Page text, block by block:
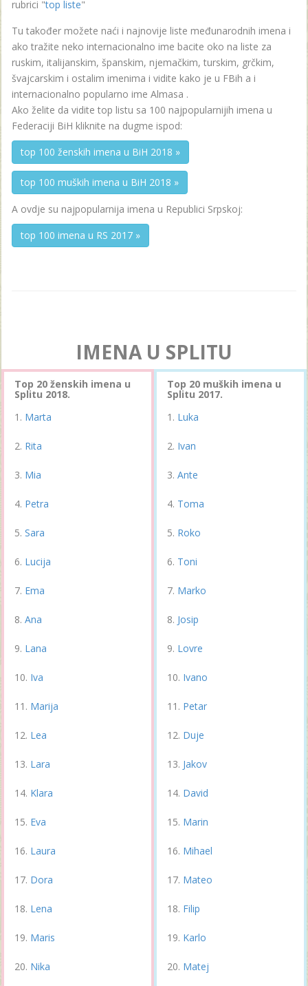
rubrici "top liste"
Tu također možete naći i najnovije liste međunarodnih imena i
ako tražite neko internacionalno ime bacite oko na liste za
ruskim, italijanskim, španskim, njemačkim, turskim, grčkim,
švajcarskim i ostalim imenima i vidite kako je u FBih a i
internacionalno popularno ime Almasa .
Ako želite da vidite top listu sa 100 najpopularnijih imena u
Federaciji BiH kliknite na dugme ispod:
top 100 ženskih imena u BiH 2018 »
top 100 muških imena u BiH 2018 »
A ovdje su najpopularnija imena u Republici Srpskoj:
top 100 imena u RS 2017 »
IMENA U SPLITU
Top 20 ženskih imena u
Splitu 2018.
Marta
Rita
Mia
Petra
Sara
Lucija
Ema
Ana
Lana
Iva
Marija
Lea
Lara
Klara
Eva
Laura
Dora
Lena
Maris
Nika
Top 20 muških imena u
Splitu 2017.
Luka
Ivan
Ante
Toma
Roko
Toni
Marko
Josip
Lovre
Ivano
Petar
Duje
Jakov
David
Marin
Mihael
Mateo
Filip
Karlo
Matej